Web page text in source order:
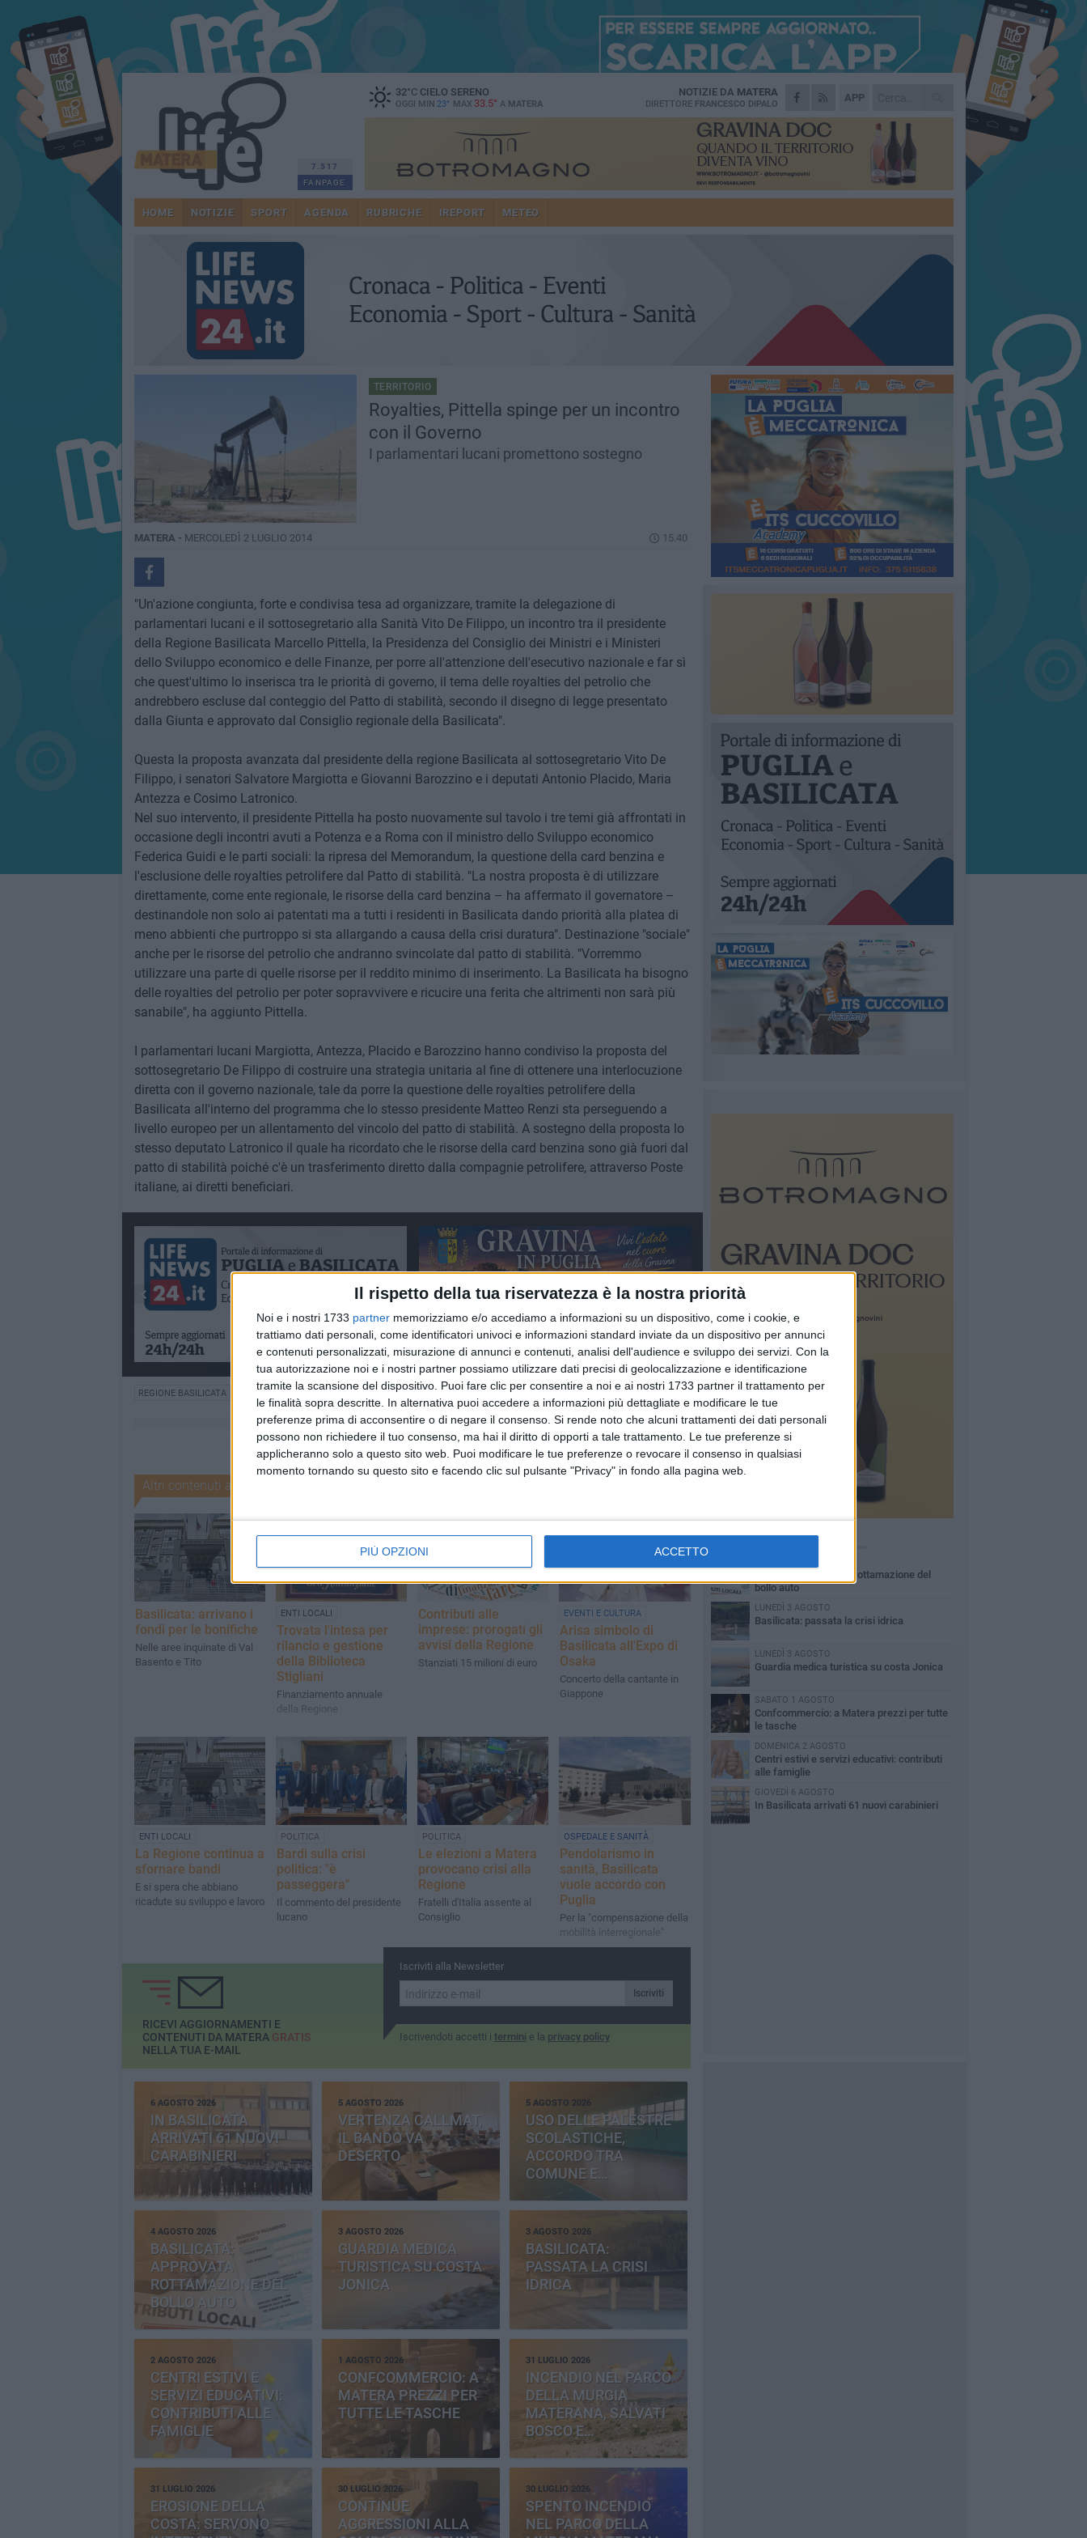
Il rispetto della tua riservatezza è la nostra priorità
Noi e i nostri 1733 partner memorizziamo e/o accediamo a informazioni su un dispositivo, come i cookie, e
trattiamo dati personali, come identificatori univoci e informazioni standard inviate da un dispositivo per annunci
e contenuti personalizzati, misurazione di annunci e contenuti, analisi dell'audience e sviluppo dei servizi. Con la
tua autorizzazione noi e i nostri partner possiamo utilizzare dati precisi di geolocalizzazione e identificazione
tramite la scansione del dispositivo. Puoi fare clic per consentire a noi e ai nostri 1733 partner il trattamento per
le finalità sopra descritte. In alternativa puoi accedere a informazioni più dettagliate e modificare le tue
preferenze prima di acconsentire o di negare il consenso. Si rende noto che alcuni trattamenti dei dati personali
possono non richiedere il tuo consenso, ma hai il diritto di opporti a tale trattamento. Le tue preferenze si
applicheranno solo a questo sito web. Puoi modificare le tue preferenze o revocare il consenso in qualsiasi
momento tornando su questo sito e facendo clic sul pulsante "Privacy" in fondo alla pagina web.
PIÙ OPZIONI ACCETTO
7.517
FANPAGE
32°CCIELO SERENO
OGGI MIN 23° MAX 33.5° A MATERA
APP
NOTIZIE DA MATERA
DIRETTORE FRANCESCO DIPALO
HOME NOTIZIE SPORT AGENDA RUBRICHE IREPORT METEO
TERRITORIO
Royalties, Pittella spinge per un incontro
con il Governo
I parlamentari lucani promettono sostegno
MATERA - MERCOLEDÌ 2 LUGLIO 2014 15.40
"Un'azione congiunta, forte e condivisa tesa ad organizzare, tramite la delegazione di
parlamentari lucani e il sottosegretario alla Sanità Vito De Filippo, un incontro tra il presidente
della Regione Basilicata Marcello Pittella, la Presidenza del Consiglio dei Ministri e i Ministeri
dello Sviluppo economico e delle Finanze, per porre all'attenzione dell'esecutivo nazionale e far sì
che quest'ultimo lo inserisca tra le priorità di governo, il tema delle royalties del petrolio che
andrebbero escluse dal conteggio del Patto di stabilità, secondo il disegno di legge presentato
dalla Giunta e approvato dal Consiglio regionale della Basilicata".
Questa la proposta avanzata dal presidente della regione Basilicata al sottosegretario Vito De
Filippo, i senatori Salvatore Margiotta e Giovanni Barozzino e i deputati Antonio Placido, Maria
Antezza e Cosimo Latronico.
Nel suo intervento, il presidente Pittella ha posto nuovamente sul tavolo i tre temi già affrontati in
occasione degli incontri avuti a Potenza e a Roma con il ministro dello Sviluppo economico
Federica Guidi e le parti sociali: la ripresa del Memorandum, la questione della card benzina e
l'esclusione delle royalties petrolifere dal Patto di stabilità. "La nostra proposta è di utilizzare
direttamente, come ente regionale, le risorse della card benzina – ha affermato il governatore –
destinandole non solo ai patentati ma a tutti i residenti in Basilicata dando priorità alla platea di
meno abbienti che purtroppo si sta allargando a causa della crisi duratura". Destinazione "sociale"
anche per le risorse del petrolio che andranno svincolate dal patto di stabilità. "Vorremmo
utilizzare una parte di quelle risorse per il reddito minimo di inserimento. La Basilicata ha bisogno
delle royalties del petrolio per poter sopravvivere e ricucire una ferita che altrimenti non sarà più
sanabile", ha aggiunto Pittella.
I parlamentari lucani Margiotta, Antezza, Placido e Barozzino hanno condiviso la proposta del
sottosegretario De Filippo di costruire una strategia unitaria al fine di ottenere una interlocuzione
diretta con il governo nazionale, tale da porre la questione delle royalties petrolifere della
Basilicata all'interno del programma che lo stesso presidente Matteo Renzi sta perseguendo a
livello europeo per un allentamento del vincolo del patto di stabilità. A sostegno della proposta lo
stesso deputato Latronico il quale ha ricordato che le risorse della card benzina sono già fuori dal
patto di stabilità poiché c'è un trasferimento diretto dalla compagnie petrolifere, attraverso Poste
italiane, ai diretti beneficiari.
REGIONE BASILICATA
Altri contenuti a tema
Basilicata: arrivano i
fondi per le bonifiche
Nelle aree inquinate di Val
Basento e Tito
ENTI LOCALI
Trovata l'intesa per
rilancio e gestione
della Biblioteca
Stigliani
Finanziamento annuale
della Regione
Contributi alle
imprese: prorogati gli
avvisi della Regione
Stanziati 15 milioni di euro
EVENTI E CULTURA
Arisa simbolo di
Basilicata all'Expo di
Osaka
Concerto della cantante in
Giappone
ENTI LOCALI
La Regione continua a
sfornare bandi
E si spera che abbiano
ricadute su sviluppo e lavoro
POLITICA
Bardi sulla crisi
politica: "è
passeggera"
Il commento del presidente
lucano
POLITICA
Le elezioni a Matera
provocano crisi alla
Regione
Fratelli d'Italia assente al
Consiglio
OSPEDALE E SANITÀ
Pendolarismo in
sanità, Basilicata
vuole accordo con
Puglia
Per la "compensazione della
mobilità interregionale"
Iscriviti alla Newsletter
Iscriviti
Iscrivendoti accetti i termini e la privacy policy
RICEVI AGGIORNAMENTI E
CONTENUTI DA MATERA GRATIS
NELLA TUA E-MAIL
6 AGOSTO 2026
IN BASILICATA
ARRIVATI 61 NUOVI
CARABINIERI
5 AGOSTO 2026
VERTENZA CALLMAT,
IL BANDO VA
DESERTO
5 AGOSTO 2026
USO DELLE PALESTRE
SCOLASTICHE,
ACCORDO TRA
COMUNE E
PROVINCIA
4 AGOSTO 2026
BASILICATA:
APPROVATA
ROTTAMAZIONE DEL
BOLLO AUTO
3 AGOSTO 2026
GUARDIA MEDICA
TURISTICA SU COSTA
JONICA
3 AGOSTO 2026
BASILICATA:
PASSATA LA CRISI
IDRICA
2 AGOSTO 2026
CENTRI ESTIVI E
SERVIZI EDUCATIVI:
CONTRIBUTI ALLE
FAMIGLIE
1 AGOSTO 2026
CONFCOMMERCIO: A
MATERA PREZZI PER
TUTTE LE TASCHE
31 LUGLIO 2026
INCENDIO NEL PARCO
DELLA MURGIA
MATERANA, SALVATI
BOSCO E
CEMENTERIA
31 LUGLIO 2026
EROSIONE DELLA
COSTA: SERVONO
30 LUGLIO 2026
CONTINUE
AGGRESSIONI ALLA
30 LUGLIO 2026
SPENTO INCENDIO
NEL PARCO DELLA
PIÙ LETTI QUESTA SETTIMANA
Basilicata: approvata rottamazione del
bollo auto
LUNEDÌ 3 AGOSTO
Basilicata: passata la crisi idrica
LUNEDÌ 3 AGOSTO
Guardia medica turistica su costa Jonica
SABATO 1 AGOSTO
Confcommercio: a Matera prezzi per tutte
le tasche
DOMENICA 2 AGOSTO
Centri estivi e servizi educativi: contributi
alle famiglie
GIOVEDÌ 6 AGOSTO
In Basilicata arrivati 61 nuovi carabinieri